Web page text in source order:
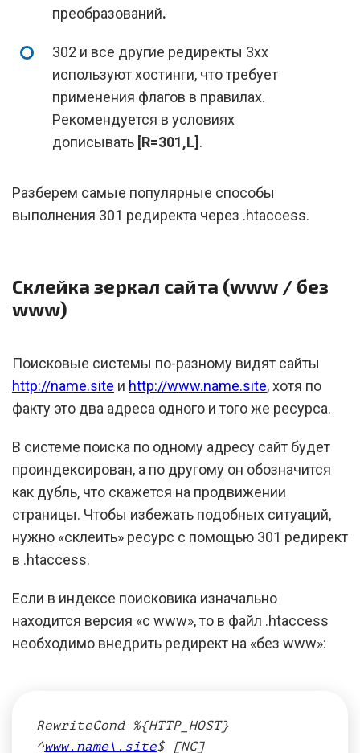
преобразований.
302 и все другие редиректы 3xx
используют хостинги, что требует
применения флагов в правилах.
Рекомендуется в условиях
дописывать [R=301,L] .
Разберем самые популярные способы
выполнения 301 редиректа через .htaccess.
Склейка зеркал сайта (www / без
www)
Поисковые системы по-разному видят сайты
http://name.site и http://www.name.site, хотя по
факту это два адреса одного и того же ресурса.
В системе поиска по одному адресу сайт будет
проиндексирован, а по другому он обозначится
как дубль, что скажется на продвижении
страницы. Чтобы избежать подобных ситуаций,
нужно «склеить» ресурс с помощью 301 редирект
в .htaccess.
Если в индексе поисковика изначально
находится версия «с www», то в файл .htaccess
необходимо внедрить редирект на «без www»:
RewriteCond %{HTTP_HOST}
^www.name\.site$ [NC]